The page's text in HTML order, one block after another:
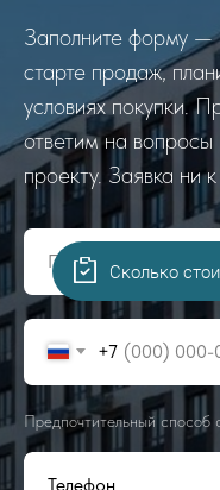
Заполните форму —
старте продаж,
условиях покупки.
ответим на
проекту. Заявка ни
Представьтесь,
+7
Предпочтительный способ
Сколько